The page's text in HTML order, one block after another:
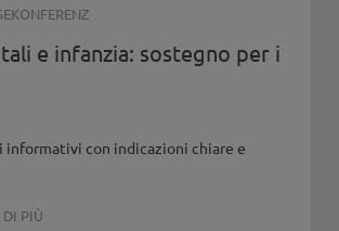
e infanzia: sostegno per i
informativi con indicazioni chiare e
DI PIÙ